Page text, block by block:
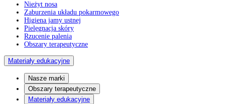
Nieżyt nosa
Zaburzenia układu pokarmowego
Higiena jamy ustnej
Pielęgnacja skóry
Rzucenie palenia
Obszary terapeutyczne
Materiały edukacyjne
Nasze marki
Obszary terapeutyczne
Materiały edukacyjne